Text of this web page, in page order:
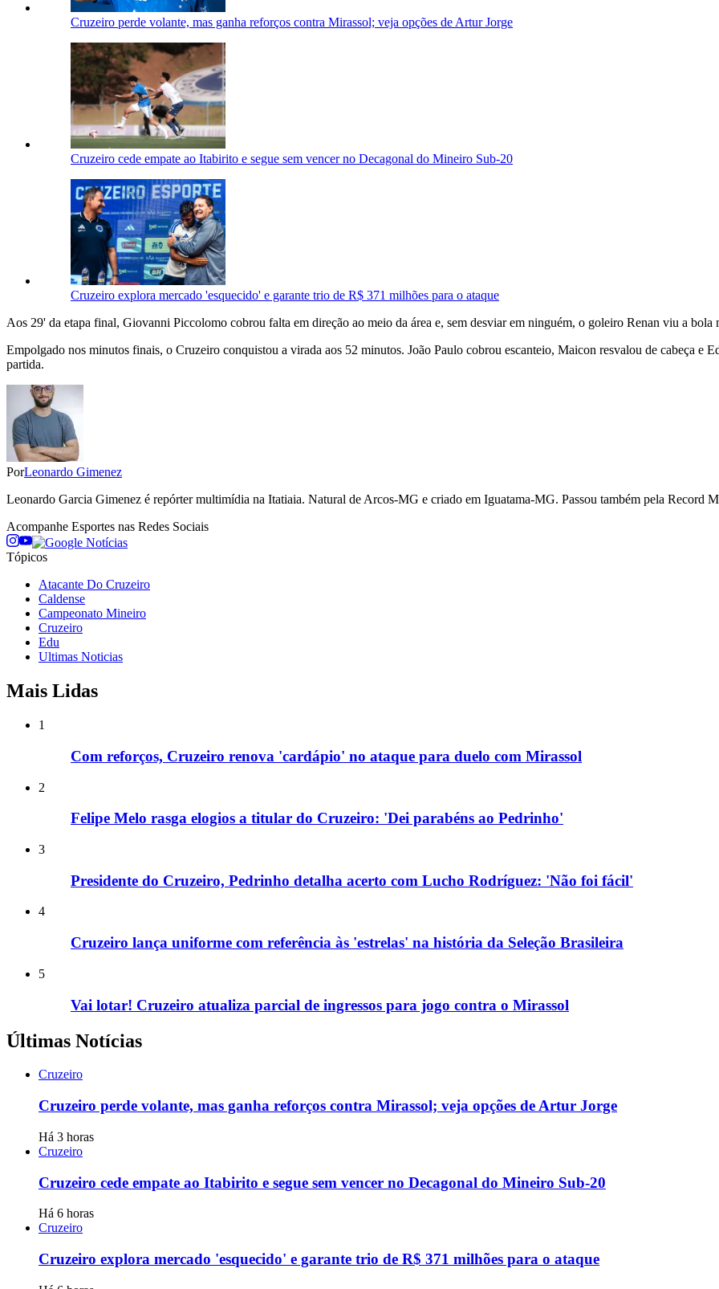
Cruzeiro perde volante, mas ganha reforços contra Mirassol; veja opções de Artur Jorge
Cruzeiro cede empate ao Itabirito e segue sem vencer no Decagonal do Mineiro Sub-20
Cruzeiro explora mercado 'esquecido' e garante trio de R$ 371 milhões para o ataque
Aos 29' da etapa final, Giovanni Piccolomo cobrou falta em direção ao meio da área e, sem desviar em ninguém, o goleiro Renan viu a bola
Empolgado nos minutos finais, o Cruzeiro conquistou a virada aos 52 minutos. João Paulo cobrou escanteio, Maicon resvalou de cabeça e
partida.
PorLeonardo Gimenez
Leonardo Garcia Gimenez é repórter multimídia na Itatiaia. Natural de Arcos-MG e criado em Iguatama-MG. Passou também pela Record
Acompanhe Esportes nas Redes Sociais
Tópicos
Atacante Do Cruzeiro
Caldense
Campeonato Mineiro
Cruzeiro
Edu
Ultimas Noticias
Mais Lidas
1
Com reforços, Cruzeiro renova 'cardápio' no ataque para duelo com Mirassol
2
Felipe Melo rasga elogios a titular do Cruzeiro: 'Dei parabéns ao Pedrinho'
3
Presidente do Cruzeiro, Pedrinho detalha acerto com Lucho Rodríguez: 'Não foi fácil'
4
Cruzeiro lança uniforme com referência às 'estrelas' na história da Seleção Brasileira
5
Vai lotar! Cruzeiro atualiza parcial de ingressos para jogo contra o Mirassol
Últimas Notícias
Cruzeiro
Cruzeiro perde volante, mas ganha reforços contra Mirassol; veja opções de Artur Jorge
Há 3 horas
Cruzeiro
Cruzeiro cede empate ao Itabirito e segue sem vencer no Decagonal do Mineiro Sub-20
Há 6 horas
Cruzeiro
Cruzeiro explora mercado 'esquecido' e garante trio de R$ 371 milhões para o ataque